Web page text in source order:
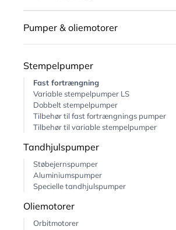
Pumper & oliemotorer
Stempelpumper
Fast fortrængning
Variable stempelpumper LS
Dobbelt stempelpumper
Tilbehør til fast fortrængnings pumper
Tilbehør til variable stempelpumper
Tandhjulspumper
Støbejernspumper
Aluminiumspumper
Specielle tandhjulspumper
Oliemotorer
Orbitmotorer